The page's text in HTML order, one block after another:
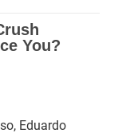
Eduardo